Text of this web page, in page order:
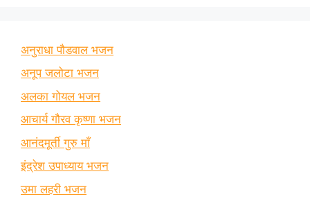
अनुराधा पौडवाल भजन
अनूप जलोटा भजन
अलका गोयल भजन
आचार्य गौरव कृष्णा भजन
आनंदमूर्ती गुरु माँ
इंद्रेश उपाध्याय भजन
उमा लहरी भजन